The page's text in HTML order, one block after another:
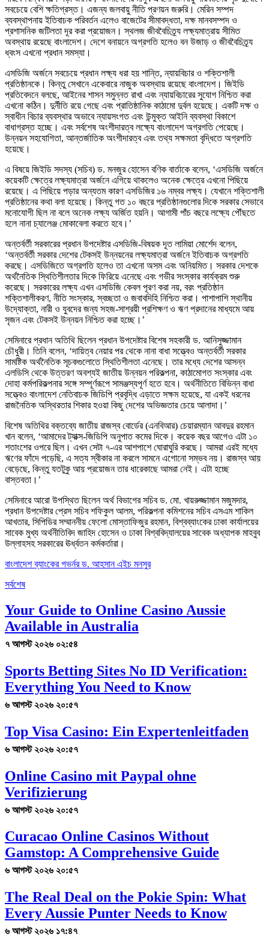
সবচেয়ে বেশি ক্ষতিগ্রস্ত। এজন্য জলবায়ু নীতি প্রণয়ন জরুরি। মেরিন সম্পদ
ব্যবস্থাপনায় ইতিবাচক পরিবর্তন এলেও বাজেটের সীমাবদ্ধতা, দক্ষ মানবসম্পদ ও
প্রশাসনিক জটিলতা দূর করা প্রয়োজন। স্থলজ জীববৈচিত্র্য লক্ষ্যমাত্রায় সীমিত
অবস্থায় রয়েছে বাংলাদেশ। দেশে বনায়নে অগ্রগতি হলেও বন উজাড় ও জীববৈচিত্র্য
ধ্বংস এখনো প্রধান সমস্যা।
এসডিজি অর্জনে সবচেয়ে প্রধান লক্ষ্য ধরা হয় শান্তি, ন্যায়বিচার ও শক্তিশালী
প্রতিষ্ঠানকে। কিন্তু সেখানে একেবারে নাজুক অবস্থায় রয়েছে বাংলাদেশ। জিইডি
প্রতিবেদনে বলছে, আইনের শাসন সমুন্নত রাখা এবং ন্যায়বিচারের সুযোগ নিশ্চিত করা
এখনো কঠিন। দুর্নীতি রয়ে গেছে এবং প্রাতিষ্ঠানিক কাঠামো দুর্বল হয়েছে। একটি দক্ষ ও
স্বাধীন বিচার ব্যবস্থার অভাবে ন্যায়সংগত এবং উন্মুক্ত আইনি ব্যবস্থা বিকাশে
বাধাগ্রস্ত হচ্ছে। এবং সর্বশেষ অংশীদারত্ব লক্ষ্যে বাংলাদেশ অগ্রগতি পেয়েছে।
উন্নয়ন সহযোগিতা, আন্তর্জাতিক অংশীদারত্ব এবং তথ্য সক্ষমতা বৃদ্ধিতে অগ্রগতি
হয়েছে।
এ বিষয়ে জিইডি সদস্য (সচিব) ড. মনজুর হোসেন বণিক বার্তাকে বলেন, ‘‌এসডিজি অর্জনে
কয়েকটি ক্ষেত্রে লক্ষ্যমাত্রা অর্জনে এগিয়ে থাকলেও অনেক ক্ষেত্রে এখনো পিছিয়ে
রয়েছে। এ পিছিয়ে পড়ার অন্যতম কারণ এসডিজির ১৬ নম্বর লক্ষ্য। যেখানে শক্তিশালী
প্রতিষ্ঠানের কথা বলা হয়েছে। কিন্তু গত ১০ বছরে প্রতিষ্ঠানগুলোর দিকে সরকার সেভাবে
মনোযোগী ছিল না বলে অনেক লক্ষ্য অর্জিত হয়নি। আগামী পাঁচ বছরে লক্ষ্যে পৌঁছতে
হলে নানা চ্যালেঞ্জ মোকাবেলা করতে হবে।’
অন্তর্বর্তী সরকারের প্রধান উপদেষ্টার এসডিজি-বিষয়ক দূত লামিয়া মোর্শেদ বলেন,
‘‌অন্তর্বর্তী সরকার দেশের টেকসই উন্নয়নের লক্ষ্যমাত্রা অর্জনে ইতিবাচক অগ্রগতি
করছে। এসডিজিতে অগ্রগতি হলেও তা এখনো অসম এবং অনিয়মিত। সরকার দেশকে
অর্থনৈতিক স্থিতিশীলতার দিকে ফিরিয়ে এনেছে এবং গভীর সংস্কার কার্যক্রম শুরু
করেছে। সরকারের লক্ষ্য এখন এসডিজি কেবল পূরণ করা নয়, বরং প্রতিষ্ঠান
শক্তিশালীকরণ, নীতি সংস্কার, স্বচ্ছতা ও জবাবদিহি নিশ্চিত করা। পাশাপাশি স্থানীয়
উদ্যোক্তা, নারী ও যুবদের জন্য সহজ-সাশ্রয়ী প্রশিক্ষণ ও ঋণ প্রদানের মাধ্যমে আয়
সৃজন এবং টেকসই উন্নয়ন নিশ্চিত করা হচ্ছে।’
সেমিনারে প্রধান অতিথি ছিলেন প্রধান উপদেষ্টার বিশেষ সহকারী ড. আনিসুজ্জামান
চৌধুরী। তিনি বলেন, ‘‌দায়িত্ব নেয়ার পর থেকে নানা বাধা সত্ত্বেও অন্তর্বর্তী সরকার
সামষ্টিক অর্থনৈতিক সূচকগুলোতে স্থিতিশীলতা এনেছে। তার মধ্যে দেশের আসন্ন
এলডিসি থেকে উত্তরণ অবশ্যই জাতীয় উন্নয়ন পরিকল্পনা, কাঠামোগত সংস্কার এবং
দোহা কর্মপরিকল্পনার সঙ্গে সম্পূর্ণরূপে সামঞ্জস্যপূর্ণ হতে হবে। অর্থনীতিতে বিভিন্ন বাধা
সত্ত্বেও বাংলাদেশ নেতিবাচক জিডিপি প্রবৃদ্ধি এড়াতে সক্ষম হয়েছে, যা একই ধরনের
রাজনৈতিক অস্থিরতার শিকার হওয়া কিছু দেশের অভিজ্ঞতার চেয়ে আলাদা।’
বিশেষ অতিথির বক্তব্যে জাতীয় রাজস্ব বোর্ডের (এনবিআর) চেয়ারম্যান আবদুর রহমান
খান বলেন, ‘‌আমাদের ট্যাক্স-জিডিপি অনুপাত কমের দিকে। কয়েক বছর আগেও এটা ১০
শতাংশের ওপরে ছিল। এখন সেটা ৭-এর আশপাশে ঘোরাঘুরি করছে। আমরা এরই মধ্যে
ঋণের ফাঁদে পড়েছি, এ সত্য স্বীকার না করলে সামনে এগোনো সম্ভব নয়। রাজস্ব আয়
বেড়েছে, কিন্তু যতটুকু আয় প্রয়োজন তার ধারেকাছে আমরা নেই। এটা হচ্ছে
বাস্তবতা।’
সেমিনারে আরো উপস্থিত ছিলেন অর্থ বিভাগের সচিব ড. মো. খায়রুজ্জামান মজুমদার,
প্রধান উপদেষ্টার প্রেস সচিব শফিকুল আলম, পরিকল্পনা কমিশনের সচিব এসএম শাকিল
আখতার, সিপিডির সম্মাননীয় ফেলো মোস্তাফিজুর রহমান, বিশ্বব্যাংকের ঢাকা কার্যালয়ের
সাবেক মুখ্য অর্থনীতিবিদ জাহিদ হোসেন ও ঢাকা বিশ্ববিদ্যালয়ের সাবেক অধ্যাপক মাহবুব
উল্লাহসহ সরকারের ঊর্ধ্বতন কর্মকর্তারা।
বাংলাদেশ ব্যাংকের গভর্নর ড. আহসান এইচ মনসুর
সর্বশেষ
Your Guide to Online Casino Aussie
Available in Australia
৭ আগস্ট ২০২৬ ০২:৫৪
Sports Betting Sites No ID Verification:
Everything You Need to Know
৬ আগস্ট ২০২৬ ২০:৫৭
Top Visa Casino: Ein Expertenleitfaden
৬ আগস্ট ২০২৬ ২০:৫৭
Online Casino mit Paypal ohne
Verifizierung
৬ আগস্ট ২০২৬ ২০:৫৭
Curacao Online Casinos Without
Gamstop: A Comprehensive Guide
৬ আগস্ট ২০২৬ ২০:৫৭
The Real Deal on the Pokie Spin: What
Every Aussie Punter Needs to Know
৬ আগস্ট ২০২৬ ১৭:৪৭